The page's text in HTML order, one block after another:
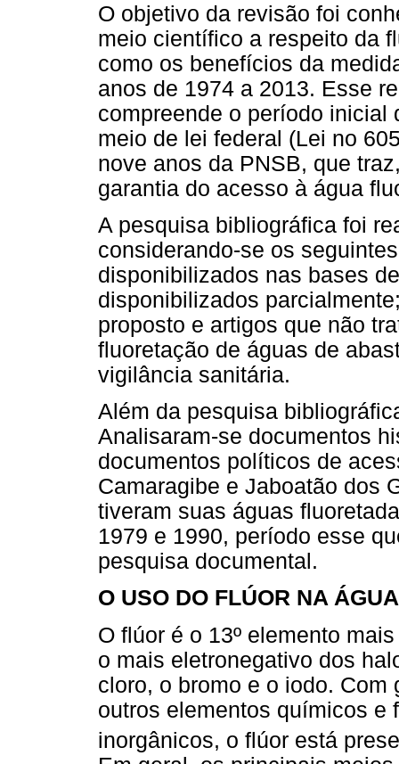
O objetivo da revisão foi
meio científico a respeito da
como os benefícios da
anos de 1974 a 2013. Esse
compreende o período inicial
meio de lei federal (Lei no
nove anos da PNSB, que
garantia do acesso à água
A pesquisa bibliográfica foi
considerando-se os
disponibilizados nas bases
disponibilizados
proposto e artigos que não
fluoretação de águas de
vigilância sanitária.
Além da pesquisa
Analisaram-se documentos
documentos políticos de
Camaragibe e Jaboatão dos
tiveram suas águas
1979 e 1990, período esse
pesquisa documental.
O USO DO FLÚOR NA
O flúor é o 13º elemento
o mais eletronegativo dos
cloro, o bromo e o iodo.
outros elementos químicos e
inorgânicos, o flúor está